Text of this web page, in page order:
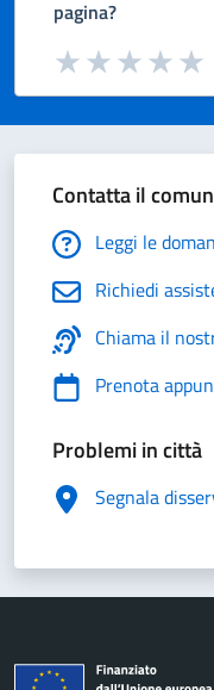
pagina?
Valuta da 1 a 5 stelle la
Valuta
Valuta 3
Valuta 2 stelle
Valuta 1 stelle su 5
Contatta il
Leggi le
Richiedi
Chiama il
Prenota
Problemi in città
Segnala